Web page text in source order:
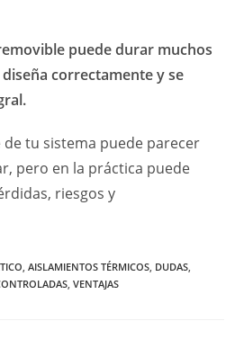
puede durar muchos
correctamente y se
tu sistema puede parecer
pero en la práctica puede
riesgos y
, AISLAMIENTOS TÉRMICOS, DUDAS,
, VENTAJAS